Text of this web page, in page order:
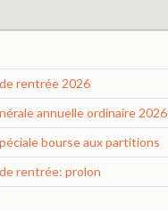
rentrée 2026
annuelle ordinaire 2026
bourse aux partitions
rentrée: prolon